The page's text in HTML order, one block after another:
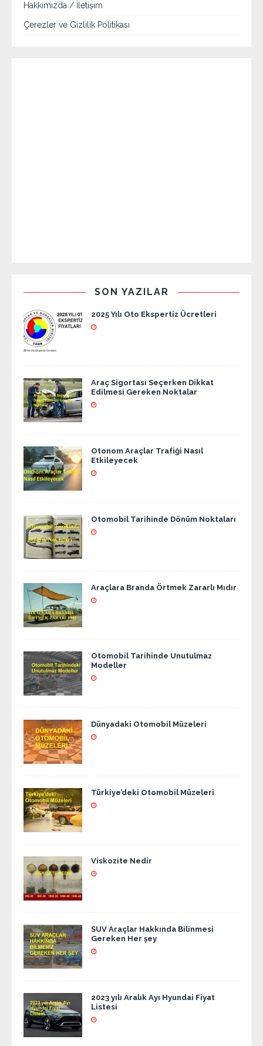
Hakkımızda / İletişim
Çerezler ve Gizlilik Politikası
SON YAZILAR
2025 Yılı Oto Ekspertiz Ücretleri
Araç Sigortası Seçerken Dikkat
Edilmesi Gereken Noktalar
Otonom Araçlar Trafiği Nasıl
Etkileyecek
Otomobil Tarihinde Dönüm Noktaları
Araçlara Branda Örtmek Zararlı Mıdır
Otomobil Tarihinde Unutulmaz
Modeller
Dünyadaki Otomobil Müzeleri
Türkiye’deki Otomobil Müzeleri
Viskozite Nedir
SUV Araçlar Hakkında Bilinmesi
Gereken Her şey
2023 yılı Aralık Ayı Hyundai Fiyat
Listesi